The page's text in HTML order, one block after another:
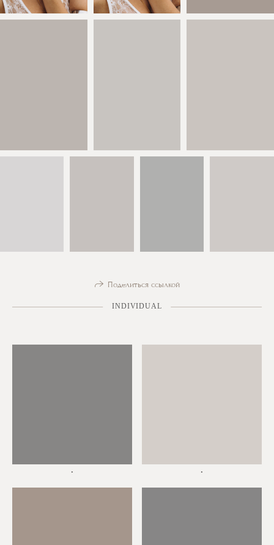
Поделиться ссылкой
INDIVIDUAL
* *